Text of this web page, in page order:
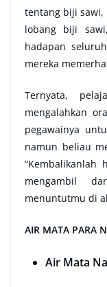
tentang biji
lobang biji
hadapan
mereka
Ternyata,
mengalahkan
pegawainya
namun beliau
mengambil
menuntutmu di
AIR MATA PARA
Air Mata